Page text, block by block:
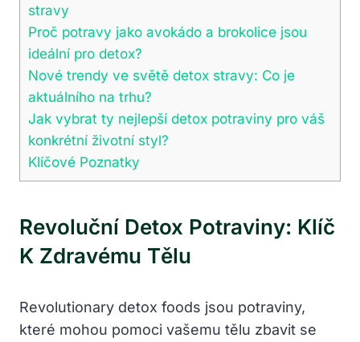
stravy
Proč potravy jako avokádo a brokolice jsou
ideální pro detox?
Nové trendy ve světě detox stravy: Co je
aktuálního na trhu?
Jak vybrat ty nejlepší detox potraviny pro váš
konkrétní životní styl?
Klíčové Poznatky
Revoluční Detox Potraviny: Klíč
K Zdravému Tělu
Revolutionary detox foods jsou potraviny,
které mohou pomoci vašemu tělu zbavit se